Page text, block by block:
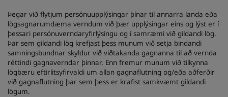
Þegar við flytjum persónuupplýsingar þínar til annarra landa eða
lögsagnarumdæma verndum við þær upplýsingar eins og lýst er í
þessari persónuverndaryfirlýsingu og í samræmi við gildandi lög.
Þar sem gildandi lög krefjast þess munum við setja bindandi
samningsbundnar skyldur við viðtakanda gagnanna til að vernda
réttindi gagnaverndar þinnar. Enn fremur munum við tilkynna
lögbæru eftirlitsyfirvaldi um allan gagnaflutning og/eða aðferðir
við gagnaflutning þar sem þess er krafist samkvæmt gildandi
lögum.